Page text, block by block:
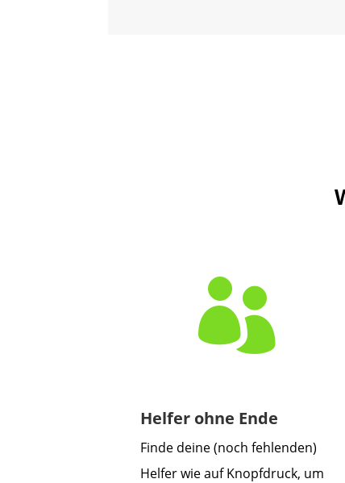

Helfer ohne Ende
Finde deine (noch fehlenden)
Helfer wie auf Knopfdruck, um